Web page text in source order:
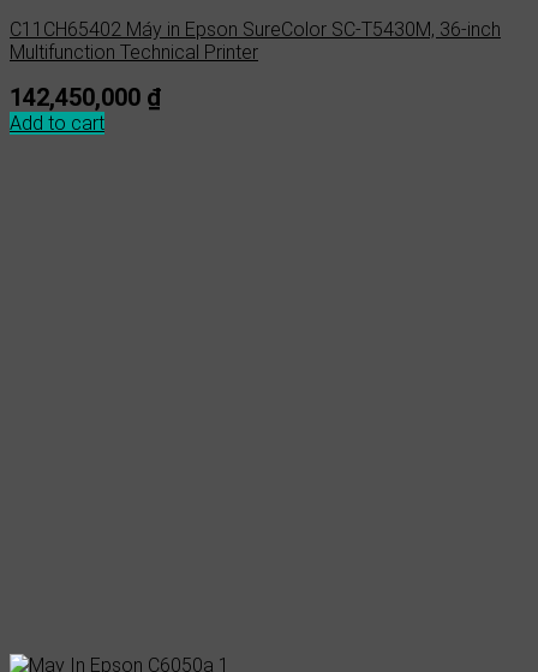
C11CH65402 Máy in Epson SureColor SC-T5430M, 36-inch
Multifunction Technical Printer
142,450,000 ₫
Add to cart